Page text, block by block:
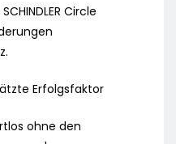
Circle
Erfolgsfaktor
ohne den